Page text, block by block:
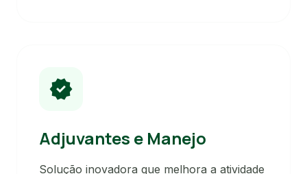
verified
Adjuvantes e Manejo
Solução inovadora que melhora a atividade